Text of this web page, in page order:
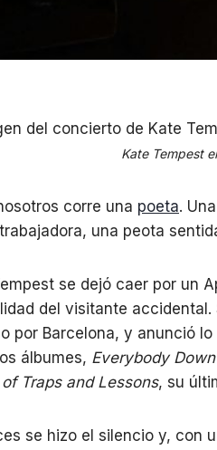
Kate Tempest
corre una poeta.
una peota
se dejó caer por un
del visitante
por Barcelona, y anunció
álbumes, Everybody Down
Traps and Lessons, su
se hizo el silencio y, con